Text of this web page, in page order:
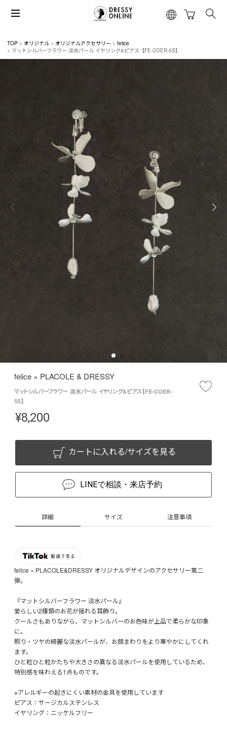
TOP オリジナル オリジナルアクセサリー
felice
マットシルバーフラワー 淡水パール イヤリング&ピアス【FE-COER-5S】
felice × PLACOLE & DRESSY
マットシルバーフラワー 淡水パール イヤリング&ピアス【FE-COER-
5S】
¥8,200
カートに入れる/サイズを見る
LINEで相談・来店予約
詳細 サイズ 注意事項
felice × PLACOLE&DRESSY オリジナルデザインのアクセサリー第二
弾。
『マットシルバーフラワー 淡水パール』
愛らしい2種類のお花が揺れる耳飾り。
クールさもありながら、マットシルバーのお色味が上品で柔らかな印象
に。
照り・ツヤの綺麗な淡水パールが、お顔まわりをより華やかにしてくれ
ます。
ひと粒ひと粒かたちや大きさの異なる淡水パールを使用しているため、
特別感を味わえる1点ものです。
※アレルギーの起きにくい素材の金具を使用しています
ピアス：サージカルステンレス
イヤリング：ニッケルフリー